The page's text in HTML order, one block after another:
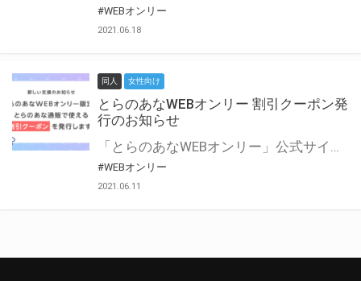
#WEBオンリー
2021.06.18
同人 女性向け
とらのあなWEBオンリー 割引クーポン発
行のお知らせ
「とらのあなWEBオンリー」公式サイトでとらのあな通販の「割引クーポン」を配布中！ イベントごとに開催当日限定で使える割引クーポンのシリアルコードを発行します。 とらのあなWEBオンリーのページをチェックして、イベント当日にお得にお買い物を楽しみましょう♪ ※本キャンペーンは予告なく終了する場合がございます。 とらのあなWEBオンリーサイトはこちら
#WEBオンリー
2021.06.11